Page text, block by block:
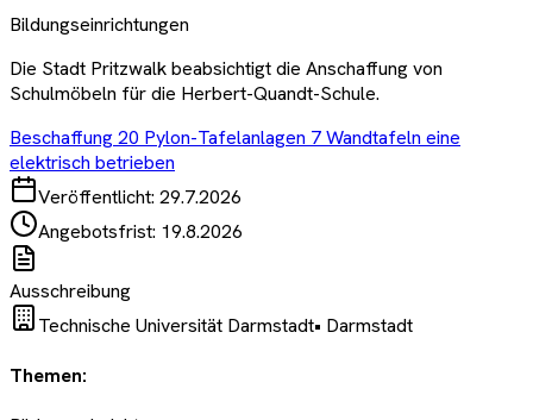
Bildungseinrichtungen
Die Stadt Pritzwalk beabsichtigt die Anschaffung von
Schulmöbeln für die Herbert-Quandt-Schule.
Beschaffung 20 Pylon-Tafelanlagen 7 Wandtafeln eine
elektrisch betrieben
Veröffentlicht: 29.7.2026
Angebotsfrist: 19.8.2026
Ausschreibung
Technische Universität Darmstadt• Darmstadt
Themen: